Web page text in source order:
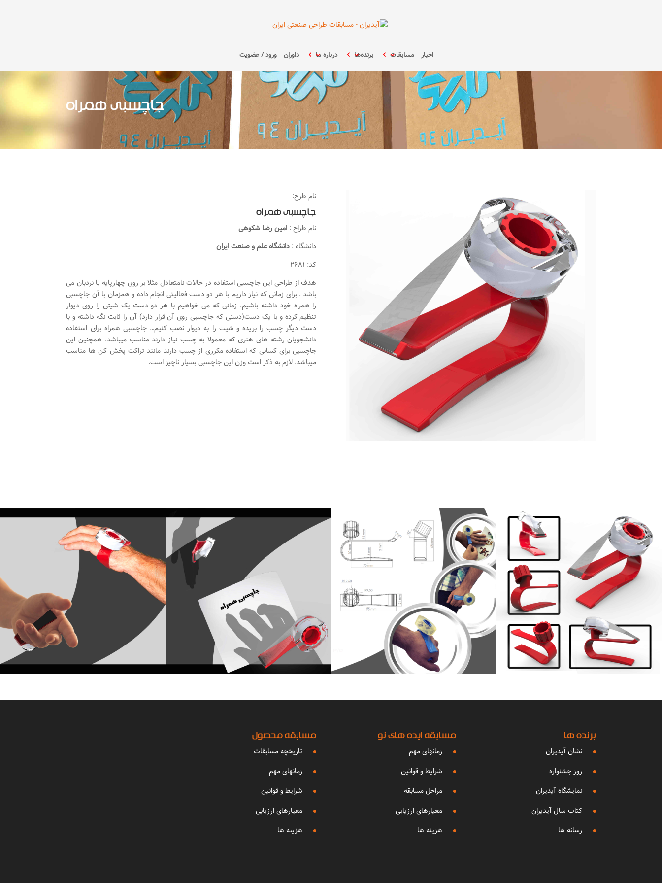
اخبار مسابقات برنده‌ها درباره ما داوران ورود / عضویت
جاچسبی همراه
نام طرح:
جاچسبی همراه
نام طراح : امین رضا شکوهی
دانشگاه : دانشگاه علم و صنعت ایران
کد: ۲۶۸۱
هدف از طراحی این جاچسبی استفاده در حالات نامتعادل مثلا بر روی چهارپایه یا نردبان می
باشد . برای زمانی که نیاز داریم با هر دو دست فعالیتی انجام داده و همزمان با آن جاچسبی
را همراه خود داشته باشیم. زمانی که می خواهیم با هر دو دست یک شیتی را روی دیوار
تنظیم کرده و با یک دست(دستی که جاچسبی روی آن قرار دارد) آن را ثابت نگه داشته و با
دست دیگر چسب را بریده و شیت را به دیوار نصب کنیم… جاچسبی همراه برای استفاده
دانشجویان رشته های هنری که معمولا به چسب نیاز دارند مناسب میباشد. همچنین این
جاچسبی برای کسانی که استفاده مکرری از چسب دارند مانند تراکت پخش کن ها مناسب
میباشد. لازم به ذکر است وزن این جاچسبی بسیار ناچیز است.
برنده ها
نشان آیدیران
روز جشنواره
نمایشگاه آیدیران
کتاب سال آیدیران
رسانه ها
مسابقه ایده های نو
زمانهای مهم
شرایط و قوانین
مراحل مسابقه
معیارهای ارزیابی
هزینه ها
مسابقه محصول
تاریخچه مسابقات
زمانهای مهم
شرایط و قوانین
معیارهای ارزیابی
هزینه ها